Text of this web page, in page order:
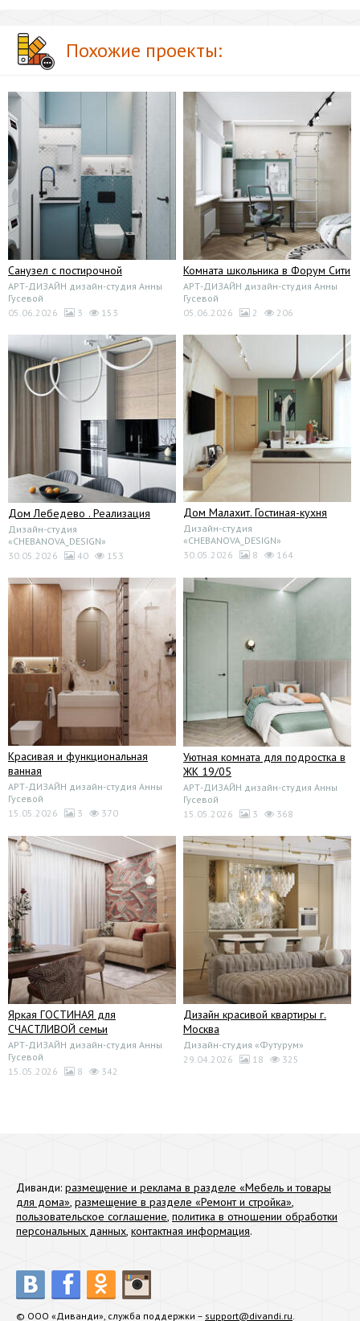
Похожие проекты:
Санузел с постирочной
АРТ-ДИЗАЙН дизайн-студия Анны
Гусевой
05.06.2026
3 153
Комната школьника в Форум Сити
АРТ-ДИЗАЙН дизайн-студия Анны
Гусевой
05.06.2026
2 206
Дом Лебедево . Реализация
Дизайн-студия
«CHEBANOVA_DESIGN»
30.05.2026
40 153
Дом Малахит. Гостиная-кухня
Дизайн-студия
«CHEBANOVA_DESIGN»
30.05.2026
8 164
Красивая и функциональная
ванная
АРТ-ДИЗАЙН дизайн-студия Анны
Гусевой
15.05.2026
3 370
Уютная комната для подростка в
ЖК 19/05
АРТ-ДИЗАЙН дизайн-студия Анны
Гусевой
15.05.2026
3 368
Яркая ГОСТИНАЯ для
СЧАСТЛИВОЙ семьи
АРТ-ДИЗАЙН дизайн-студия Анны
Гусевой
15.05.2026
8 342
Дизайн красивой квартиры г.
Москва
Дизайн-студия «Футурум»
29.04.2026
18 325
Диванди: размещение и реклама в разделе «Мебель и товары
для дома», размещение в разделе «Ремонт и стройка»,
пользовательское соглашение, политика в отношении обработки
персональных данных, контактная информация.
© ООО «Диванди», служба поддержки – support@divandi.ru.